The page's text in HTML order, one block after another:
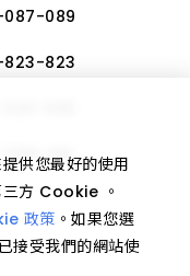
089
823
589-189
供您最好的使用
方 Cookie 。
政策 。如果您選
接受我們的網站使